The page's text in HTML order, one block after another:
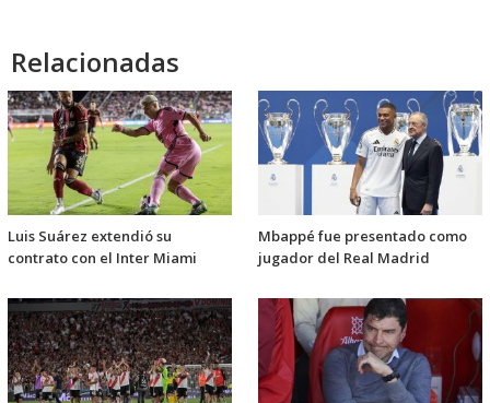
Relacionadas
Luis Suárez extendió su
contrato con el Inter Miami
Mbappé fue presentado como
jugador del Real Madrid